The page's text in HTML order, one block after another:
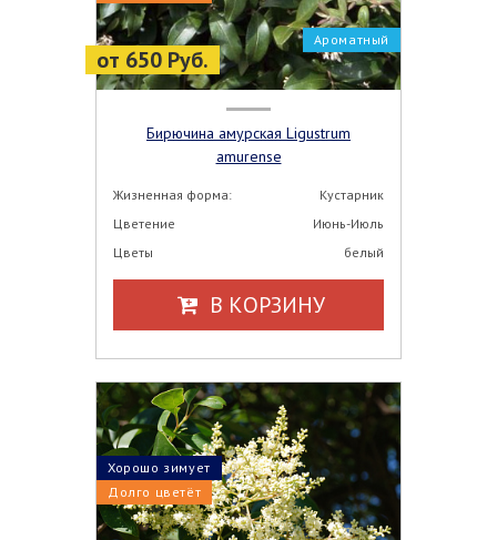
от 650 Руб.
Ароматный
Бирючина амурская Ligustrum
amurense
Жизненная форма:
Кустарник
Цветение
Июнь-Июль
Цветы
белый
В КОРЗИНУ
Долго цветёт
Хорошо зимует